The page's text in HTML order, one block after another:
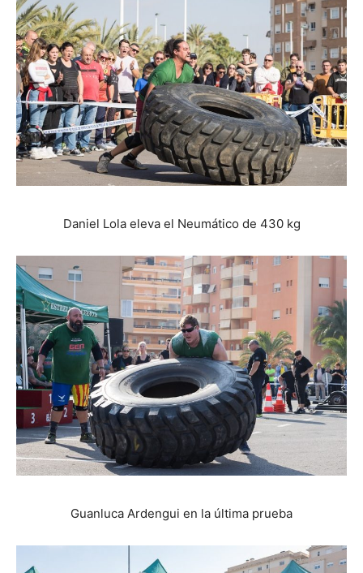
Daniel Lola eleva el Neumático de 430 kg
Guanluca Ardengui en la última prueba